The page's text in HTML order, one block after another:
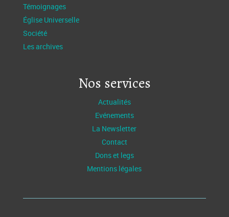
Témoignages
Église Universelle
Société
Les archives
Nos services
Actualités
Evénements
La Newsletter
Contact
Dons et legs
Mentions légales